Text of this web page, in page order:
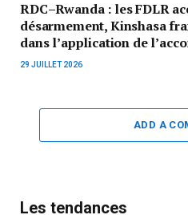
RDC–Rwanda : les FDLR
désarmement, Kinshasa
dans l’application de
29 JUILLET 2026
ADD A
Les tendances